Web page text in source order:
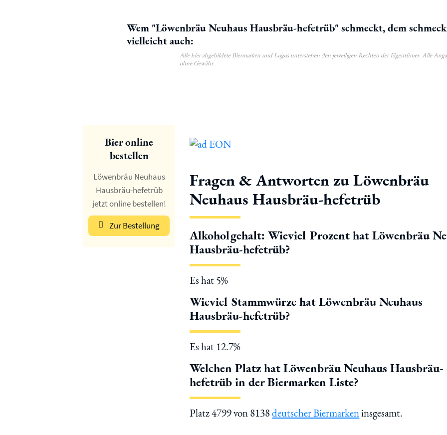
Wem "Löwenbräu Neuhaus Hausbräu-hefetrüb" schmeckt, dem
vielleicht auch:
Alle hier abgebildete Biermarken und Logos unterstehen den jeweiligen Rechten der Eigentümer. Alle
ohne Gewähr.
Bier online
bestellen
Löwenbräu Neuhaus
Hausbräu-hefetrüb
jetzt online bestellen!
Zur Bestellung
Fragen & Antworten zu Löwenbräu
Neuhaus Hausbräu-hefetrüb
Alkoholgehalt: Wieviel Prozent hat Löwenbräu
Hausbräu-hefetrüb?
Es hat 5%
Wieviel Stammwürze hat Löwenbräu Neuhaus
Hausbräu-hefetrüb?
Es hat 12.7%
Welchen Platz hat Löwenbräu Neuhaus Hausbräu-
hefetrüb in der Biermarken Liste?
Platz 4799 von 8138deutscher Biermarkeninsgesamt.